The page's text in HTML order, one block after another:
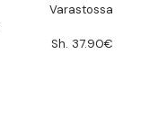
Varastossa
Sh. 37.90€